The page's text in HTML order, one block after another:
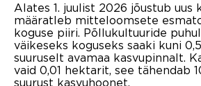
Alates 1. juulist 2026 jõustub uus
määratleb mitteloomsete
koguse piiri. Põllukultuuride
väikeseks koguseks saaki kuni
suuruselt avamaa kasvupinnalt.
vaid 0,01 hektarit, see tähendab
suurust kasvuhoonet.